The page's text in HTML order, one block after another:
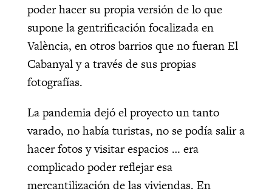
poder hacer su propia versión de lo que
supone la gentrificación focalizada en
València, en otros barrios que no fueran El
Cabanyal y a través de sus propias
fotografías.
La pandemia dejó el proyecto un tanto
varado, no había turistas, no se podía salir a
hacer fotos y visitar espacios … era
complicado poder reflejar esa
mercantilización de las viviendas. En